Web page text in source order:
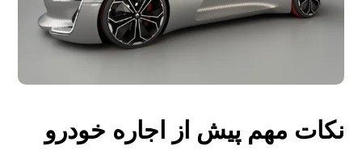
نکات مهم پیش از اجاره خودرو